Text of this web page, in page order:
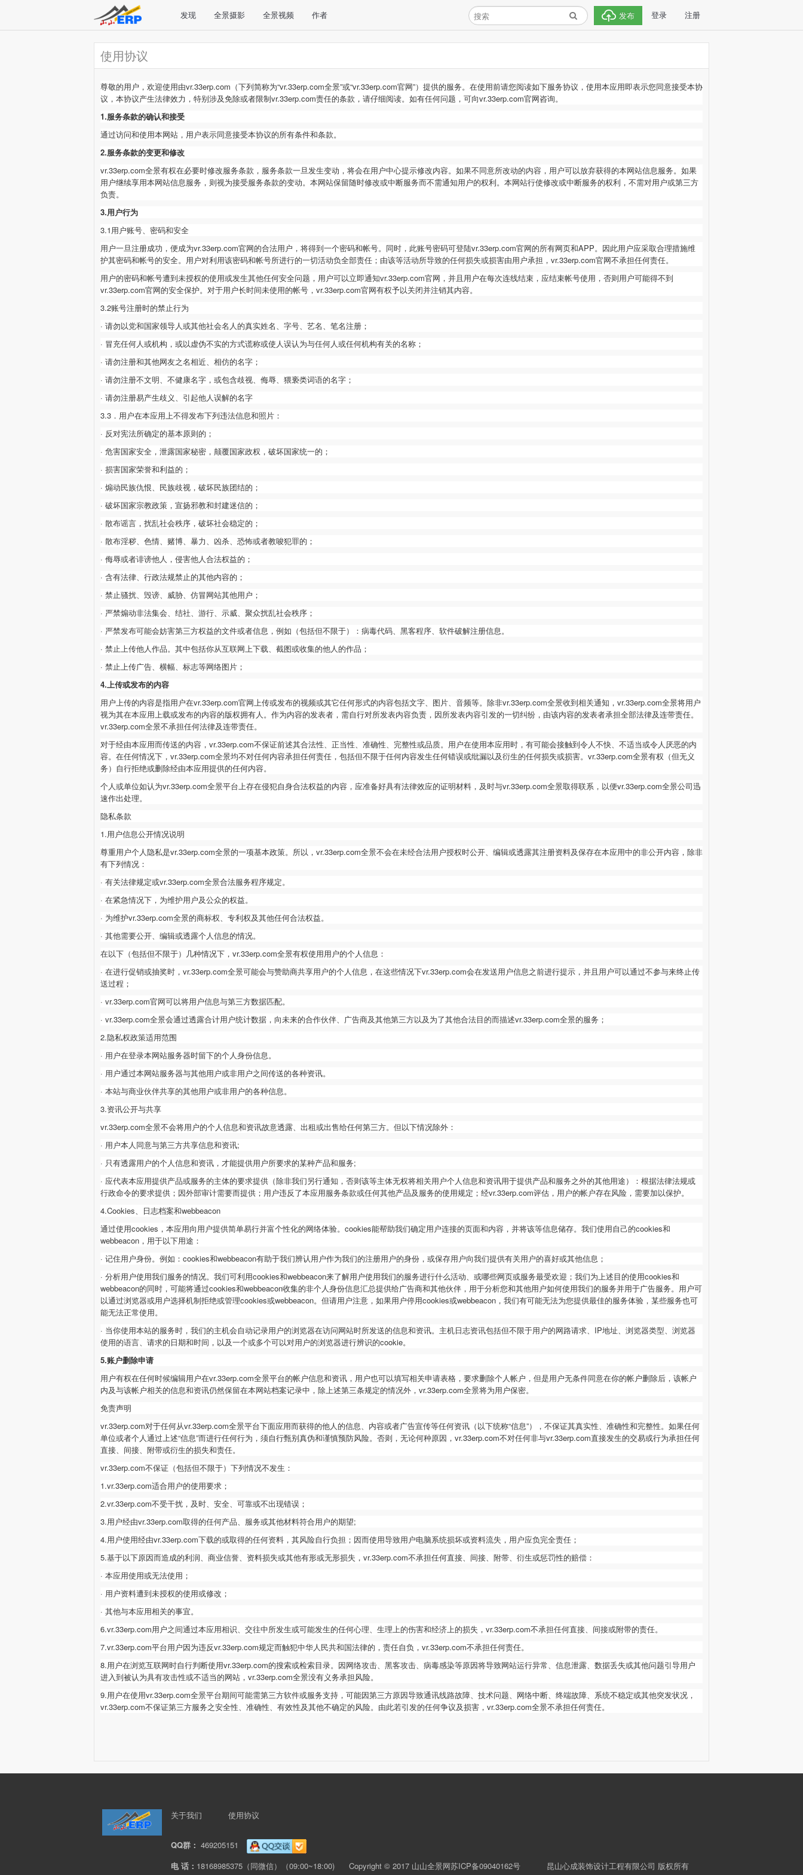
发现 全景摄影 全景视频 作者 发布 登录 注册
使用协议
尊敬的用户，欢迎使用由vr.33erp.com （下列简称为“vr.33erp.com全景”或“vr.33erp.com官网”）提供的服务。在使用前请您阅读如下服务协议，使用本应用即表示您同意接受本协
议，本协议产生法律效力，特别涉及免除或者限制vr.33erp.com责任的条款，请仔细阅读。如有任何问题，可向vr.33erp.com官网咨询。
1.服务条款的确认和接受
通过访问和使用本网站，用户表示同意接受本协议的所有条件和条款。
2.服务条款的变更和修改
vr.33erp.com全景有权在必要时修改服务条款，服务条款一旦发生变动，将会在用户中心提示修改内容。如果不同意所改动的内容，用户可以放弃获得的本网站信息服务。如果
用户继续享用本网站信息服务，则视为接受服务条款的变动。本网站保留随时修改或中断服务而不需通知用户的权利。本网站行使修改或中断服务的权利，不需对用户或第三方
负责。
3.用户行为
3.1用户账号、密码和安全
用户一旦注册成功，便成为vr.33erp.com官网的合法用户，将得到一个密码和帐号。同时，此账号密码可登陆vr.33erp.com官网的所有网页和APP。因此用户应采取合理措施维
护其密码和帐号的安全。用户对利用该密码和帐号所进行的一切活动负全部责任；由该等活动所导致的任何损失或损害由用户承担，vr.33erp.com官网不承担任何责任。
用户的密码和帐号遭到未授权的使用或发生其他任何安全问题，用户可以立即通知vr.33erp.com官网，并且用户在每次连线结束，应结束帐号使用，否则用户可能得不到
vr.33erp.com官网的安全保护。对于用户长时间未使用的帐号， vr.33erp.com官网有权予以关闭并注销其内容。
3.2账号注册时的禁止行为
· 请勿以党和国家领导人或其他社会名人的真实姓名、字号、艺名、笔名注册；
· 冒充任何人或机构，或以虚伪不实的方式谎称或使人误认为与任何人或任何机构有关的名称；
· 请勿注册和其他网友之名相近、相仿的名字；
· 请勿注册不文明、不健康名字，或包含歧视、侮辱、猥亵类词语的名字；
· 请勿注册易产生歧义、引起他人误解的名字
3.3．用户在本应用上不得发布下列违法信息和照片：
· 反对宪法所确定的基本原则的；
· 危害国家安全，泄露国家秘密，颠覆国家政权，破坏国家统一的；
· 损害国家荣誉和利益的；
· 煽动民族仇恨、民族歧视，破坏民族团结的；
· 破坏国家宗教政策，宣扬邪教和封建迷信的；
· 散布谣言，扰乱社会秩序，破坏社会稳定的；
· 散布淫秽、色情、赌博、暴力、凶杀、恐怖或者教唆犯罪的；
· 侮辱或者诽谤他人，侵害他人合法权益的；
· 含有法律、行政法规禁止的其他内容的；
· 禁止骚扰、毁谤、威胁、仿冒网站其他用户；
· 严禁煽动非法集会、结社、游行、示威、聚众扰乱社会秩序；
· 严禁发布可能会妨害第三方权益的文件或者信息，例如（包括但不限于）：病毒代码、黑客程序、软件破解注册信息。
· 禁止上传他人作品。其中包括你从互联网上下载、截图或收集的他人的作品；
· 禁止上传广告、横幅、标志等网络图片；
4.上传或发布的内容
用户上传的内容是指用户在vr.33erp.com官网上传或发布的视频或其它任何形式的内容包括文字、图片、音频等。除非vr.33erp.com全景收到相关通知， vr.33erp.com全景将用户
视为其在本应用上载或发布的内容的版权拥有人。作为内容的发表者，需自行对所发表内容负责，因所发表内容引发的一切纠纷，由该内容的发表者承担全部法律及连带责任。
vr.33erp.com全景不承担任何法律及连带责任。
对于经由本应用而传送的内容， vr.33erp.com不保证前述其合法性、正当性、准确性、完整性或品质。用户在使用本应用时，有可能会接触到令人不快、不适当或令人厌恶的内
容。在任何情况下， vr.33erp.com全景均不对任何内容承担任何责任，包括但不限于任何内容发生任何错误或纰漏以及衍生的任何损失或损害。 vr.33erp.com全景有权（但无义
务）自行拒绝或删除经由本应用提供的任何内容。
个人或单位如认为vr.33erp.com全景平台上存在侵犯自身合法权益的内容，应准备好具有法律效应的证明材料，及时与vr.33erp.com全景取得联系，以便vr.33erp.com全景公司迅
速作出处理。
隐私条款
1.用户信息公开情况说明
尊重用户个人隐私是vr.33erp.com全景的一项基本政策。所以， vr.33erp.com全景不会在未经合法用户授权时公开、编辑或透露其注册资料及保存在本应用中的非公开内容，除非
有下列情况：
· 有关法律规定或vr.33erp.com全景合法服务程序规定。
· 在紧急情况下，为维护用户及公众的权益。
· 为维护vr.33erp.com全景的商标权、专利权及其他任何合法权益。
· 其他需要公开、编辑或透露个人信息的情况。
在以下（包括但不限于）几种情况下， vr.33erp.com全景有权使用用户的个人信息：
· 在进行促销或抽奖时，vr.33erp.com全景可能会与赞助商共享用户的个人信息，在这些情况下vr.33erp.com会在发送用户信息之前进行提示，并且用户可以通过不参与来终止传
送过程；
· vr.33erp.com官网可以将用户信息与第三方数据匹配。
· vr.33erp.com全景会通过透露合计用户统计数据，向未来的合作伙伴、广告商及其他第三方以及为了其他合法目的而描述vr.33erp.com全景的服务；
2.隐私权政策适用范围
· 用户在登录本网站服务器时留下的个人身份信息。
· 用户通过本网站服务器与其他用户或非用户之间传送的各种资讯。
· 本站与商业伙伴共享的其他用户或非用户的各种信息。
3.资讯公开与共享
vr.33erp.com全景不会将用户的个人信息和资讯故意透露、出租或出售给任何第三方。但以下情况除外：
· 用户本人同意与第三方共享信息和资讯;
· 只有透露用户的个人信息和资讯，才能提供用户所要求的某种产品和服务;
· 应代表本应用提供产品或服务的主体的要求提供（除非我们另行通知，否则该等主体无权将相关用户个人信息和资讯用于提供产品和服务之外的其他用途）：根据法律法规或
行政命令的要求提供；因外部审计需要而提供；用户违反了本应用服务条款或任何其他产品及服务的使用规定；经vr.33erp.com评估，用户的帐户存在风险，需要加以保护。
4.Cookies、日志档案和webbeacon
通过使用cookies，本应用向用户提供简单易行并富个性化的网络体验。cookies能帮助我们确定用户连接的页面和内容，并将该等信息储存。我们使用自己的cookies和
webbeacon，用于以下用途：
· 记住用户身份。例如：cookies和webbeacon有助于我们辨认用户作为我们的注册用户的身份，或保存用户向我们提供有关用户的喜好或其他信息；
· 分析用户使用我们服务的情况。我们可利用cookies和webbeacon来了解用户使用我们的服务进行什么活动、或哪些网页或服务最受欢迎；我们为上述目的使用cookies和
webbeacon的同时，可能将通过cookies和webbeacon收集的非个人身份信息汇总提供给广告商和其他伙伴，用于分析您和其他用户如何使用我们的服务并用于广告服务。用户可
以通过浏览器或用户选择机制拒绝或管理cookies或webbeacon。但请用户注意，如果用户停用cookies或webbeacon，我们有可能无法为您提供最佳的服务体验，某些服务也可
能无法正常使用。
· 当你使用本站的服务时，我们的主机会自动记录用户的浏览器在访问网站时所发送的信息和资讯。主机日志资讯包括但不限于用户的网路请求、IP地址、浏览器类型、浏览器
使用的语言、请求的日期和时间，以及一个或多个可以对用户的浏览器进行辨识的cookie。
5.账户删除申请
用户有权在任何时候编辑用户在vr.33erp.com全景平台的帐户信息和资讯，用户也可以填写相关申请表格，要求删除个人帐户，但是用户无条件同意在你的帐户删除后，该帐户
内及与该帐户相关的信息和资讯仍然保留在本网站档案记录中，除上述第三条规定的情况外， vr.33erp.com全景将为用户保密。
免责声明
vr.33erp.com对于任何从vr.33erp.com全景平台下面应用而获得的他人的信息、内容或者广告宣传等任何资讯（以下统称“信息”），不保证其真实性、准确性和完整性。如果任何
单位或者个人通过上述“信息”而进行任何行为，须自行甄别真伪和谨慎预防风险。否则，无论何种原因，vr.33erp.com不对任何非与vr.33erp.com直接发生的交易或行为承担任何
直接、间接、附带或衍生的损失和责任。
vr.33erp.com不保证（包括但不限于）下列情况不发生：
1.vr.33erp.com适合用户的使用要求；
2.vr.33erp.com不受干扰，及时、安全、可靠或不出现错误；
3.用户经由vr.33erp.com取得的任何产品、服务或其他材料符合用户的期望;
4.用户使用经由vr.33erp.com下载的或取得的任何资料，其风险自行负担；因而使用导致用户电脑系统损坏或资料流失，用户应负完全责任；
5.基于以下原因而造成的利润、商业信誉、资料损失或其他有形或无形损失，vr.33erp.com不承担任何直接、间接、附带、衍生或惩罚性的赔偿：
· 本应用使用或无法使用；
· 用户资料遭到未授权的使用或修改；
· 其他与本应用相关的事宜。
6.vr.33erp.com用户之间通过本应用相识、交往中所发生或可能发生的任何心理、生理上的伤害和经济上的损失， vr.33erp.com不承担任何直接、间接或附带的责任。
7.vr.33erp.com平台用户因为违反vr.33erp.com规定而触犯中华人民共和国法律的，责任自负， vr.33erp.com不承担任何责任。
8.用户在浏览互联网时自行判断使用vr.33erp.com的搜索或检索目录。因网络攻击、黑客攻击、病毒感染等原因将导致网站运行异常、信息泄露、数据丢失或其他问题引导用户
进入到被认为具有攻击性或不适当的网站， vr.33erp.com全景没有义务承担风险。
9.用户在使用vr.33erp.com全景平台期间可能需第三方软件或服务支持，可能因第三方原因导致通讯线路故障、技术问题、网络中断、终端故障、系统不稳定或其他突发状况，
vr.33erp.com不保证第三方服务之安全性、准确性、有效性及其他不确定的风险。由此若引发的任何争议及损害， vr.33erp.com全景不承担任何责任。
关于我们 使用协议
QQ群： 469205151
电 话： 18168985375（同微信）（09:00~18:00) Copyright © 2017 山山全景网苏ICP备09040162号 昆山心成装饰设计工程有限公司 版权所有